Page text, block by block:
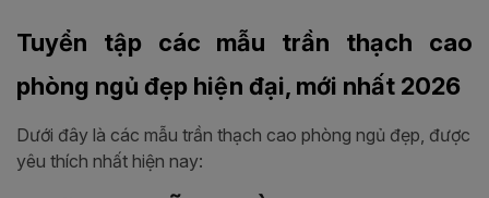
Tuyển tập các mẫu trần thạch cao
phòng ngủ đẹp hiện đại, mới nhất 2026
Dưới đây là các mẫu trần thạch cao phòng ngủ đẹp, được
yêu thích nhất hiện nay: